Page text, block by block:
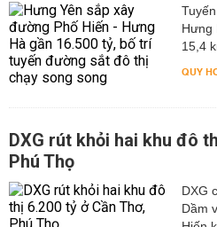
Hưng
15,4
QUY
DXG rút khỏi hai khu đô
Phú Thọ
DXG
Dầm